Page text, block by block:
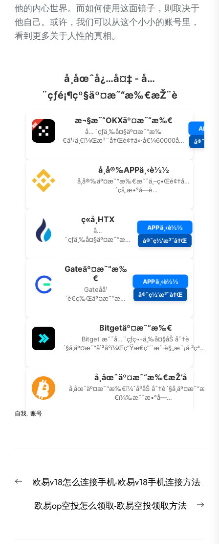
他的内心世界。而如何使用这面镜子，则取决于
他自己。或许，我们可以从这个小小的账号里，
看到更多关于人性的真相。
自我, 账号
章
Previous欧易v18怎么连接手机-欧易v18手机连接方法
欧易op空投怎么领取-欧易空投领取方法